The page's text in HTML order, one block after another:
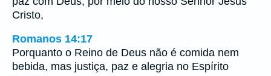
Cristo,
Romanos 14:17
Porquanto o Reino de Deus não é comida nem
bebida, mas justiça, paz e alegria no Espírito